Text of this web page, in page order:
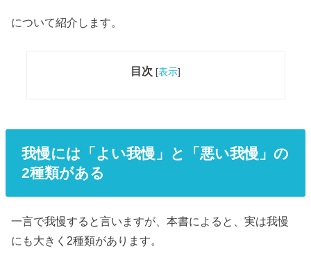
について紹介します。
目次 [表示]
我慢には「よい我慢」と「悪い我慢」の
2種類がある
一言で我慢すると言いますが、本書によると、実は我慢
にも大きく2種類があります。